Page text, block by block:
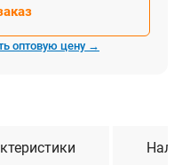
оптовую цену →